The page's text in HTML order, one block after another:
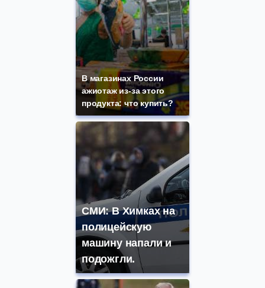
В магазинах России
ажиотаж из-за этого
продукта: что купить?
СМИ: В Химках на
полицейскую
машину напали и
подожгли.